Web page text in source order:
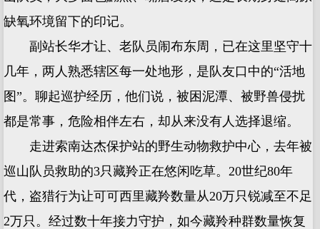
缺氧环境留下的印记。
副站长华才让、老队员闹布东周，已在这里坚守十
几年，两人熟悉辖区每一处地形，是队友口中的“活地
图”。聊起巡护经历，他们说，被困泥潭、被野兽侵扰
都是常事，危险相伴左右，却从来没有人选择退缩。
走进索南达杰保护站的野生动物救护中心，去年被
巡山队员救助的3只藏羚正在悠闲吃草。20世纪80年
代，盗猎行为让可可西里藏羚数量从20万只锐减至不足
2万只。经过数十年接力守护，如今藏羚种群数量恢复